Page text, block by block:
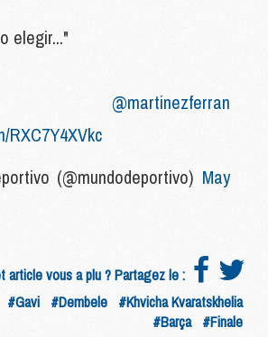
elegir..."
@martinezferran
RXC7Y4XVkc
(@mundodeportivo) May
article vous a plu ? Partagez le :
#Gavi #Dembele #Khvicha Kvaratskhelia
#Barça #Finale